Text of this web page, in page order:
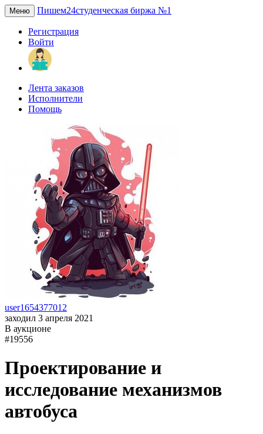
Меню Пишем24студенческая биржа №1
Регистрация
Войти
Лента заказов
Исполнители
Помощь
user1654377012
заходил 3 апреля 2021
В аукционе
#19556
Проектирование и
исследование механизмов
автобуса